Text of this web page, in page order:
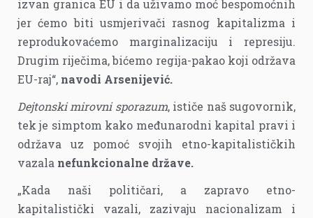
izvan granica EU i da uživamo moć bespomoćnih
jer ćemo biti usmjerivači rasnog kapitalizma i
reprodukovaćemo marginalizaciju i represiju.
Drugim riječima, bićemo regija-pakao koji održava
EU-raj“, navodi Arsenijević.
Dejtonski mirovni sporazum, ističe naš sugovornik,
tek je simptom kako međunarodni kapital pravi i
održava uz pomoć svojih etno-kapitalističkih
vazala nefunkcionalne države.
„Kada naši političari, a zapravo etno-
kapitalistički vazali, zazivaju nacionalizam i